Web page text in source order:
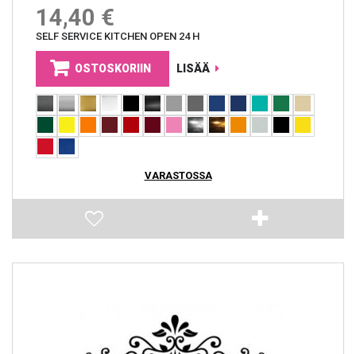
14,40 €
SELF SERVICE KITCHEN OPEN 24 H
OSTOSKORIIN LISÄÄ
VARASTOSSA